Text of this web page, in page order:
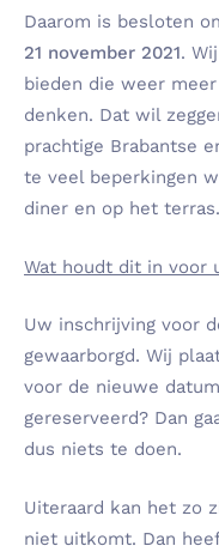
Daarom is besloten
21 november 2021.
bieden die weer meer
denken. Dat wil
prachtige Brabantse
te veel beperkingen
diner en op het terras.
Wat houdt dit in voor
Uw inschrijving voor
gewaarborgd. Wij
voor de nieuwe
gereserveerd? Dan
dus niets te doen.
Uiteraard kan het zo
niet uitkomt. Dan